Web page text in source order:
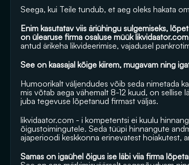
Seega, kui Teile tundub, et aeg oleks hakata
Enim kasutatav viis äriühingu sulgemiseks,
on ülearuse firma osaluse müük likvidaator.com
antud ärikeha likvideerimise, vajadusel
See on kaasajal kõige kiirem, mugavam ning
Humoorikalt väljendudes võib seda nimetada ka
mis võtab aega vähemalt 8-12 kuud, on sellise
juba tegevuse lõpetanud firmast väljas.
likvidaator.com - i kompetentsi ei kuulu
õigustoimingutele. Seda tüüpi hinnangute
ajaperioodi keskkonna erinevatest hoiakutest,
Samas on igaühel õigus ise läbi viia firma